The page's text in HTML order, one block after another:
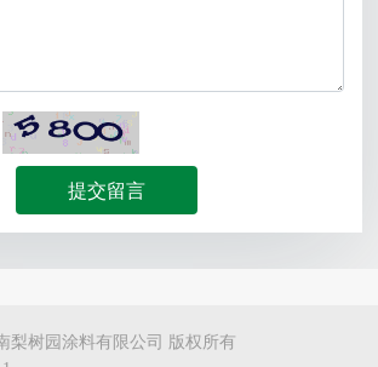
提交留言
梨树园涂料有限公司 版权所有